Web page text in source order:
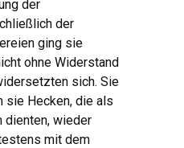
der
der
ging sie
ohne Widerstand
sich. Sie
sie Hecken, die als
dienten, wieder
mit dem